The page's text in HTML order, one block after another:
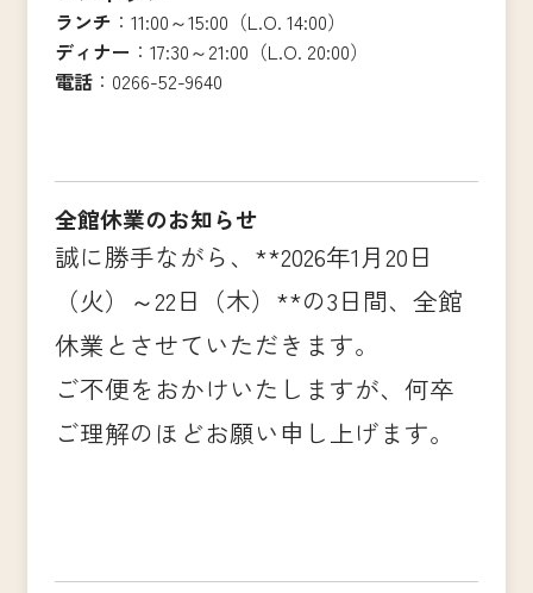
ランチ ：11:00～15:00（L.O. 14:00）
ディナー ：17:30～21:00（L.O. 20:00）
電話：0266-52-9640
全館休業のお知らせ
誠に勝手ながら、**2026年1月20日
（火）～22日（木）**の3日間、全館
休業とさせていただきます。
ご不便をおかけいたしますが、何卒
ご理解のほどお願い申し上げます。